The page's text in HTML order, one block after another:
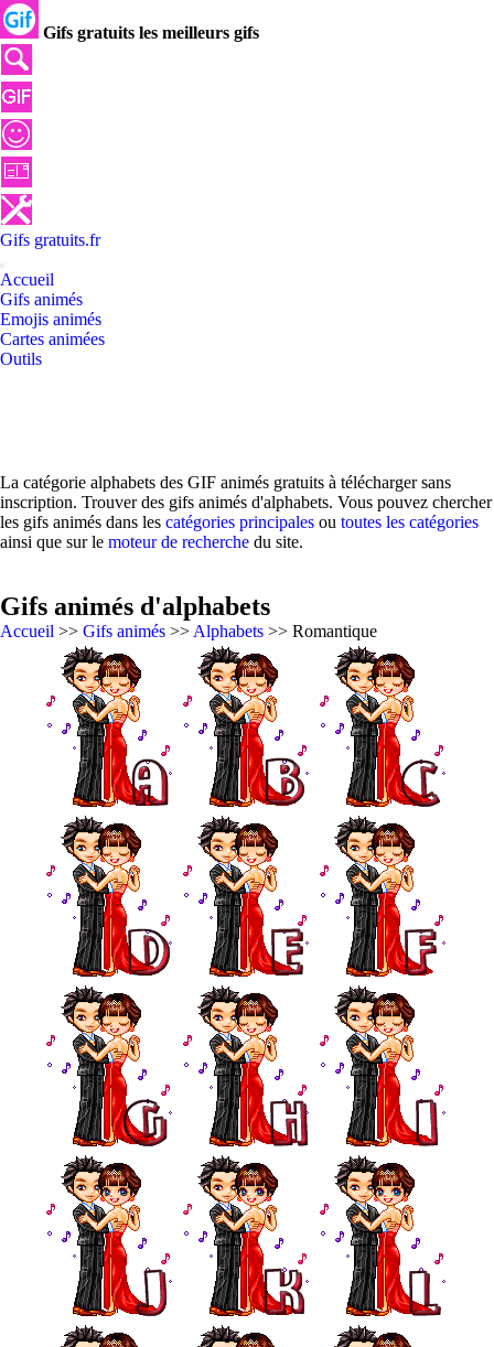
Gifs gratuits les meilleurs gifs
Gifs gratuits.fr
Accueil
Gifs animés
Emojis animés
Cartes animées
Outils
La catégorie alphabets des GIF animés gratuits à télécharger sans
inscription. Trouver des gifs animés d'alphabets. Vous pouvez chercher
les gifs animés dans les catégories principales ou toutes les catégories
ainsi que sur le moteur de recherche du site.
Gifs animés d'alphabets
Accueil >> Gifs animés >> Alphabets >> Romantique